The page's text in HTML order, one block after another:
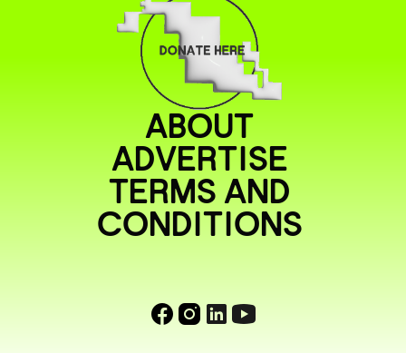
ABOUT
ADVERTISE
TERMS AND
CONDITIONS